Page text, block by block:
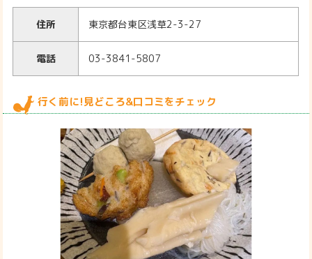
住所 東京都台東区浅草2-3-27
電話 03-3841-5807
行く前に!見どころ&口コミをチェック